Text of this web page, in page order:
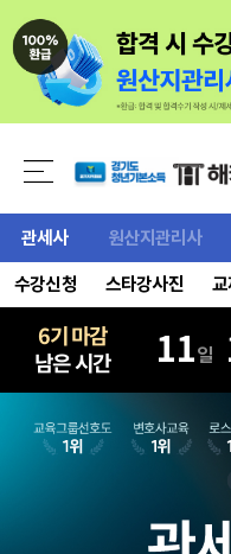
관세사 원산지관리사
수강신청 스타강사진
6기 마감
남은 시간
11일